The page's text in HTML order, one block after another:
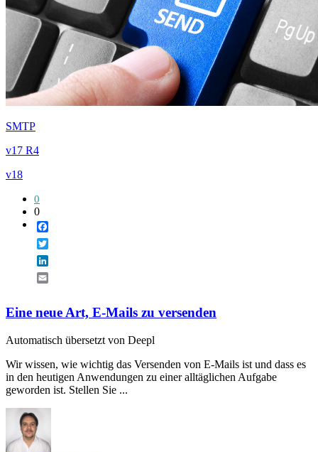
SMTP
v17 R4
v18
0
0
Eine neue Art, E-Mails zu versenden
Automatisch übersetzt von Deepl
Wir wissen, wie wichtig das Versenden von E-Mails ist und dass es
in den heutigen Anwendungen zu einer alltäglichen Aufgabe
geworden ist. Stellen Sie ...